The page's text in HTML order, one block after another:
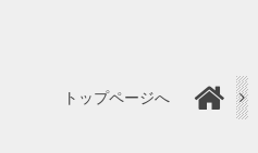
トップページへ